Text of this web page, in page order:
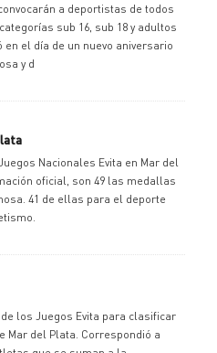
a deportistas de todos
sub 16, sub 18 y adultos
el día de un nuevo aniversario
y d
Nacionales Evita en Mar del
oficial, son 49 las medallas
41 de ellas para el deporte
los Juegos Evita para clasificar
Mar del Plata. Correspondió a